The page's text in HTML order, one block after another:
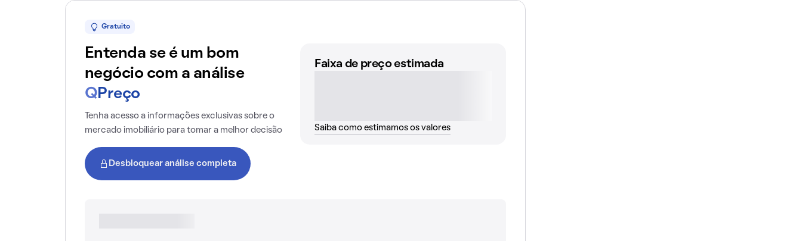
Gratuito
Entenda se é um bom
negócio com a análise
Q Preço
Tenha acesso a informações exclusivas sobre o
mercado imobiliário para tomar a melhor decisão
Desbloquear análise completa
Faixa de preço estimada
Saiba como estimamos os valores